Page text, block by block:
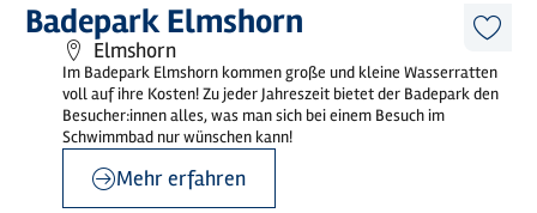
Badepark Elmshorn
Elmshorn
Im Badepark Elmshorn kommen große und kleine Wasserratten
voll auf ihre Kosten! Zu jeder Jahreszeit bietet der Badepark den
Besucher:innen alles, was man sich bei einem Besuch im
Schwimmbad nur wünschen kann!
Mehr
erfahren
Mehr erfahren